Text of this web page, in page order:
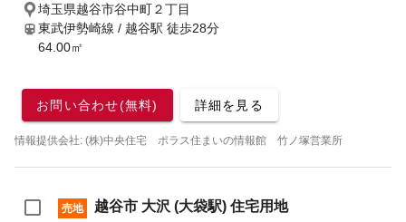
埼玉県越谷市谷中町２丁目
東武伊勢崎線 / 越谷駅 徒歩28分
64.00㎡
お問い合わせ(無料) 詳細を見る
情報提供会社: (株)中央住宅 ポラス住まいの情報館 竹ノ塚営業所
売地 越谷市 大沢 (大袋駅) 住宅用地